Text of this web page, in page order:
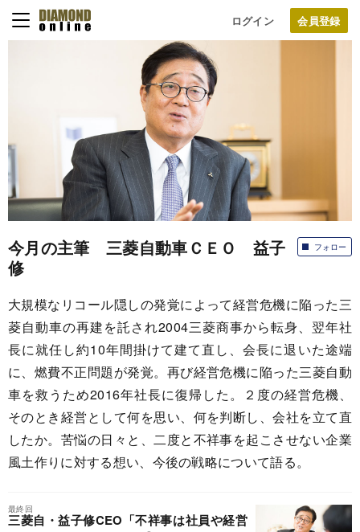
ログイン
フォロー
今月の主筆 三菱自動車ＣＥＯ 益子
修
大規模なリコール隠しの発覚によって経営危機に陥った三
菱自動車の再建を託され2004三菱商事から転身、翌年社
長に就任し約10年間掛けて建て直し、会長に退いた途端
に、燃費不正問題が発覚。再び経営危機に陥った三菱自動
車を救うため2016年社長に復帰した。２度の経営危機、
そのとき経営として何を思い、何を判断し、会社を立て直
したか。苦悩の日々と、二度と不祥事を起こさせない企業
風土作りに対する想い、今後の戦略について語る。
最終回
三菱自・益子修CEO「不祥事は社員や経営